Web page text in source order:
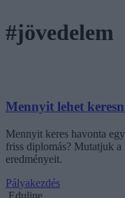
#jövedelem
Mennyit lehet
Mennyit keres havonta
friss diplomás? Mutatjuk a
eredményeit.
Pályakezdés
Eduline